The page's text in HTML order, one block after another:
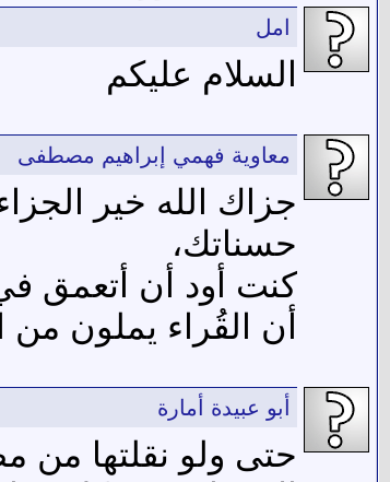
امل
السلام عليكم
معاوية فهمي إبراهيم مصطفى
جزاك الله خير
حسناتك،
كنت أود أن أتعمق
أن القُراء يملون من
أبو عبيدة أمارة
حتى ولو نقلتها من